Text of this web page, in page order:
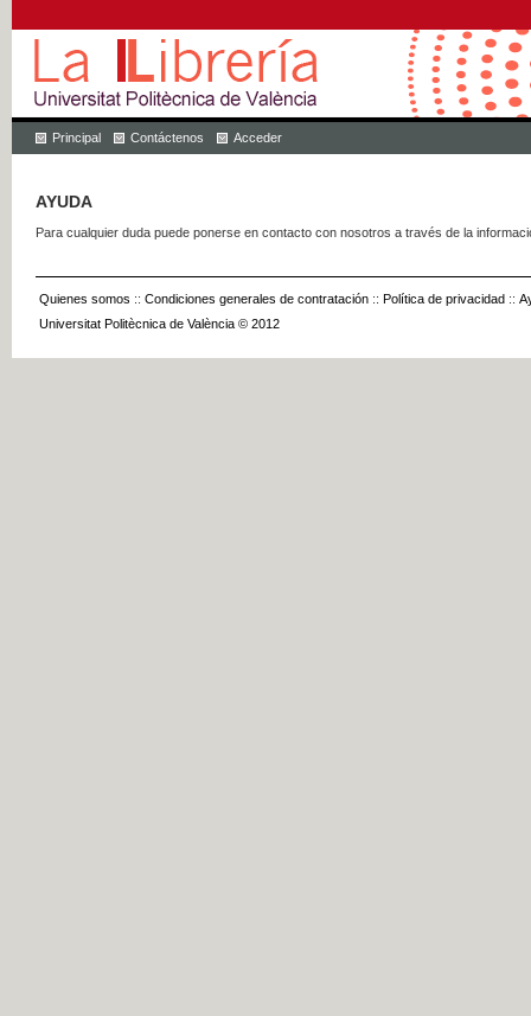
Principal Contáctenos Acceder
AYUDA
Para cualquier duda puede ponerse en contacto con nosotros a través de la
Quienes somos :: Condiciones generales de contratación :: Política de privacidad ::
Universitat Politècnica de València © 2012